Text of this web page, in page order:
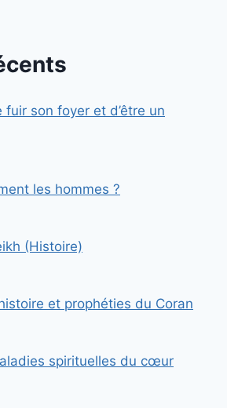
son foyer et d’être un
les hommes ?
(Histoire)
et prophéties du Coran
spirituelles du cœur